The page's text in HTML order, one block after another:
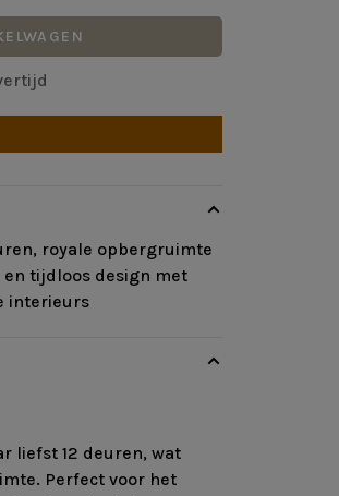
royale opbergruimte
tijdloos design met
interieurs
liefst 12 deuren, wat
Perfect voor het